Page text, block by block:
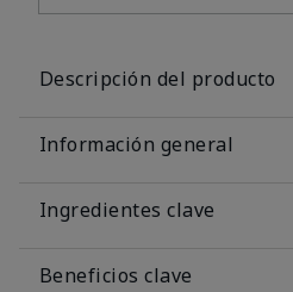
Descripción del producto
Información general
Ingredientes clave
Beneficios clave